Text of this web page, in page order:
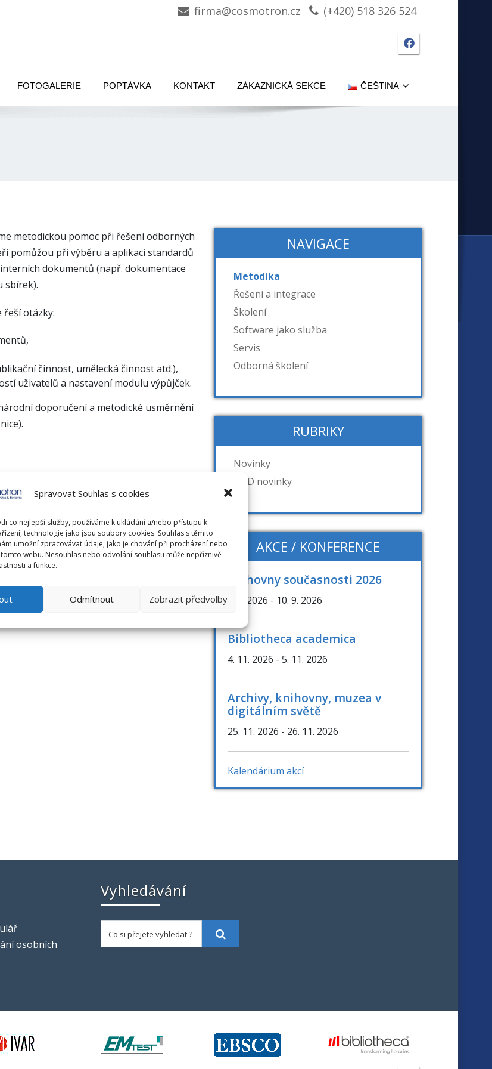
Spravovat Souhlas s cookies
co nejlepší služby, používáme k ukládání a/nebo přístupu k
technologie jako jsou soubory cookies. Souhlas s těmito
umožní zpracovávat údaje, jako je chování při procházení nebo
webu. Nesouhlas nebo odvolání souhlasu může nepříznivě
a funkce.
Odmítnout Zobrazit předvolby
firma@cosmotron.cz (+420) 518 326 524
Facebook
FOTOGALERIE POPTÁVKA KONTAKT ZÁKAZNICKÁ SEKCE ČEŠTINA
metodickou pomoc při řešení odborných
pomůžou při výběru a aplikaci standardů
dokumentů (např. dokumentace
sbírek).
řeší otázky:
činnost, umělecká činnost atd.),
uživatelů a nastavení modulu výpůjček.
doporučení a metodické usměrnění
NAVIGACE
Metodika
Řešení a integrace
Školení
Software jako služba
Servis
Odborná školení
RUBRIKY
Novinky
RFID novinky
AKCE / KONFERENCE
Knihovny současnosti 2026
8. 9. 2026 - 10. 9. 2026
Bibliotheca academica
4. 11. 2026 - 5. 11. 2026
Archivy, knihovny, muzea v
digitálním světě
25. 11. 2026 - 26. 11. 2026
Kalendárium akcí
osobních
Vyhledávání